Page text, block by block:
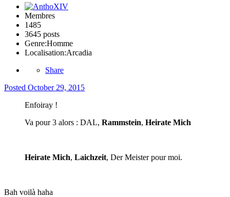
Membres
1485
3645 posts
Genre:Homme
Localisation:Arcadia
Share
Posted October 29, 2015
Enfoiray !
Va pour 3 alors : DAL, Rammstein, Heirate Mich
Heirate Mich, Laichzeit, Der Meister pour moi.
Bah voilà haha